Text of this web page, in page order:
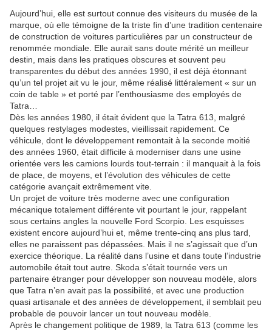
Aujourd’hui, elle est surtout connue des visiteurs du musée de la
marque, où elle témoigne de la triste fin d’une tradition centenaire
de construction de voitures particulières par un constructeur de
renommée mondiale. Elle aurait sans doute mérité un meilleur
destin, mais dans les pratiques obscures et souvent peu
transparentes du début des années 1990, il est déjà étonnant
qu’un tel projet ait vu le jour, même réalisé littéralement « sur un
coin de table » et porté par l’enthousiasme des employés de
Tatra…
Dès les années 1980, il était évident que la Tatra 613, malgré
quelques restylages modestes, vieillissait rapidement. Ce
véhicule, dont le développement remontait à la seconde moitié
des années 1960, était difficile à moderniser dans une usine
orientée vers les camions lourds tout-terrain : il manquait à la fois
de place, de moyens, et l’évolution des véhicules de cette
catégorie avançait extrêmement vite.
Un projet de voiture très moderne avec une configuration
mécanique totalement différente vit pourtant le jour, rappelant
sous certains angles la nouvelle Ford Scorpio. Les esquisses
existent encore aujourd’hui et, même trente-cinq ans plus tard,
elles ne paraissent pas dépassées. Mais il ne s’agissait que d’un
exercice théorique. La réalité dans l’usine et dans toute l’industrie
automobile était tout autre. Skoda s’était tournée vers un
partenaire étranger pour développer son nouveau modèle, alors
que Tatra n’en avait pas la possibilité, et avec une production
quasi artisanale et des années de développement, il semblait peu
probable de pouvoir lancer un tout nouveau modèle.
Après le changement politique de 1989, la Tatra 613 (comme les